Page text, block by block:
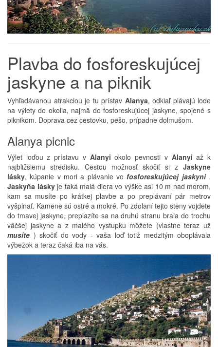
Plavba do fosforeskujúcej
jaskyne a na piknik
Vyhľadávanou atrakciou je tu prístav Alanya, odkiaľ plávajú lode
na výlety do okolia, najmä do fosforeskujúcej jaskyne, spojené s
piknikom. Doprava cez cestovku, pešo, prípadne dolmušom.
Alanya picnic
Výlet loďou z prístavu v Alanyiokolo pevnosti v Alanyiaž k
najbližšiemu stredisku. Cestou možnosť skočiť si z Jaskyne
lásky, kúpanie v mori a plávanie vofosforeskujúcej jaskyni .
Jaskyňa láskyje taká malá diera vo výške asi 10 m nad morom,
kam sa musíte po krátkej plavbe a po preplávaní pár metrov
vyšplnať. Kamene sú ostré a mokré. Po zdolaní tejto steny vojdete
do tmavej jaskyne, preplazíte sa na druhú stranu brala do trochu
väčšej jaskyne a z malého vystupku môžete (vlastne teraz už
musíte ) skočiť do vody - vaša loď totiž medzitým oboplávala
výbežok a teraz čaká iba na vás.